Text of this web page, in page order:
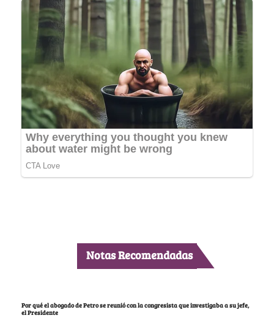
Notas Recomendadas
Por qué el abogado de Petro se reunió con la congresista que investigaba a su jefe,
el Presidente